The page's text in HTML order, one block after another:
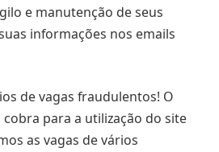
e manutenção de seus
informações nos emails
de vagas fraudulentos! O
cobra para a utilização do site
as vagas de vários